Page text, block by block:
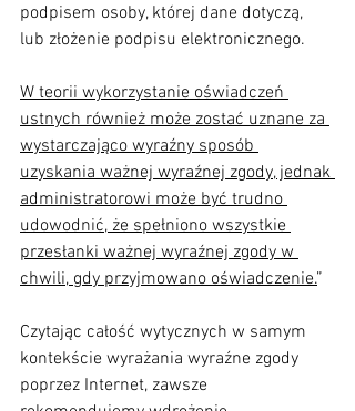
podpisem osoby, której dane dotyczą,
lub złożenie podpisu elektronicznego.
W teorii wykorzystanie oświadczeń
ustnych również może zostać uznane za
wystarczająco wyraźny sposób
uzyskania ważnej wyraźnej zgody, jednak
administratorowi może być trudno
udowodnić, że spełniono wszystkie
przesłanki ważnej wyraźnej zgody w
chwili, gdy przyjmowano oświadczenie.”
Czytając całość wytycznych w samym
kontekście wyrażania wyraźne zgody
poprzez Internet, zawsze